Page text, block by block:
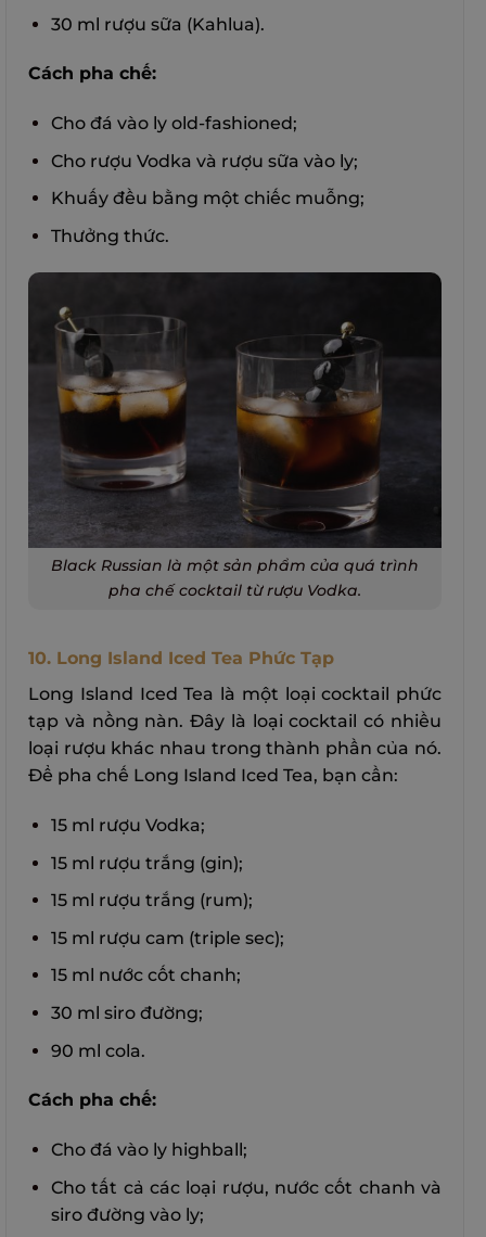
30 ml rượu sữa (Kahlua).
Cách pha chế:
Cho đá vào ly old-fashioned;
Cho rượu Vodka và rượu sữa vào ly;
Khuấy đều bằng một chiếc muỗng;
Thưởng thức.
Black Russian là một sản phẩm của quá trình
pha chế cocktail từ rượu Vodka.
10. Long Island Iced Tea Phức Tạp
Long Island Iced Tea là một loại cocktail phức
tạp và nồng nàn. Đây là loại cocktail có nhiều
loại rượu khác nhau trong thành phần của nó.
Để pha chế Long Island Iced Tea, bạn cần:
15 ml rượu Vodka;
15 ml rượu trắng (gin);
15 ml rượu trắng (rum);
15 ml rượu cam (triple sec);
15 ml nước cốt chanh;
30 ml siro đường;
90 ml cola.
Cách pha chế:
Cho đá vào ly highball;
Cho tất cả các loại rượu, nước cốt chanh và
siro đường vào ly;